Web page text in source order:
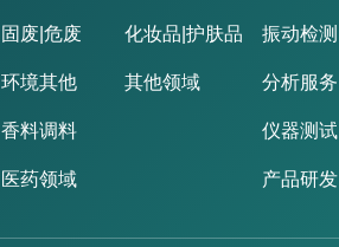
固废|危废
环境其他
香料调料
医药领域
化妆品|护肤品
其他领域
振动检测
分析服务
仪器测试
产品研发